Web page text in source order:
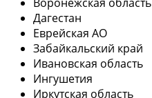
Дагестан
Еврейская АО
Забайкальский край
Ивановская область
Ингушетия
Иркутская область